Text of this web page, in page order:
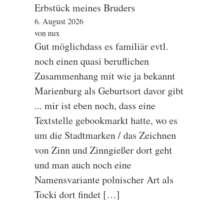
Erbstück meines Bruders
6. August 2026
von nux
Gut möglichdass es familiär evtl.
noch einen quasi beruflichen
Zusammenhang mit wie ja bekannt
Marienburg als Geburtsort davor gibt
... mir ist eben noch, dass eine
Textstelle gebookmarkt hatte, wo es
um die Stadtmarken / das Zeichnen
von Zinn und Zinngießer dort geht
und man auch noch eine
Namensvariante polnischer Art als
Tocki dort findet […]